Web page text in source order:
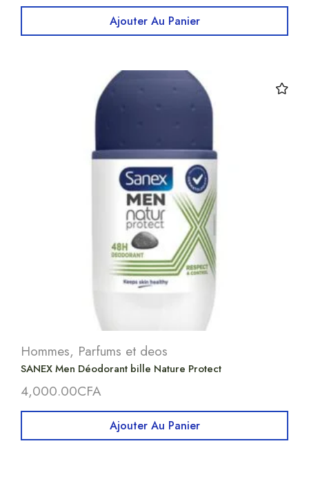
Ajouter Au Panier
Hommes, Parfums et deos
SANEX Men Déodorant bille Nature Protect
4,000.00CFA
Ajouter Au Panier